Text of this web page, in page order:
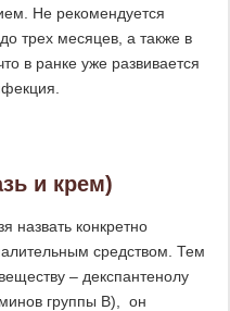
Не рекомендуется
трех месяцев, а также в
в ранке уже развивается
и крем)
назвать конкретно
средством. Тем
– декспантенолу
группы В), он